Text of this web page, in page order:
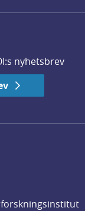
nyhetsbrev
forskningsinstitut